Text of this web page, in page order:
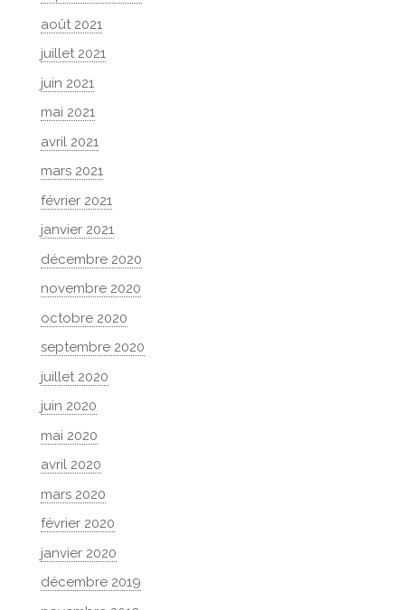
août 2021
juillet 2021
juin 2021
mai 2021
avril 2021
mars 2021
février 2021
janvier 2021
décembre 2020
novembre 2020
octobre 2020
septembre 2020
juillet 2020
juin 2020
mai 2020
avril 2020
mars 2020
février 2020
janvier 2020
décembre 2019